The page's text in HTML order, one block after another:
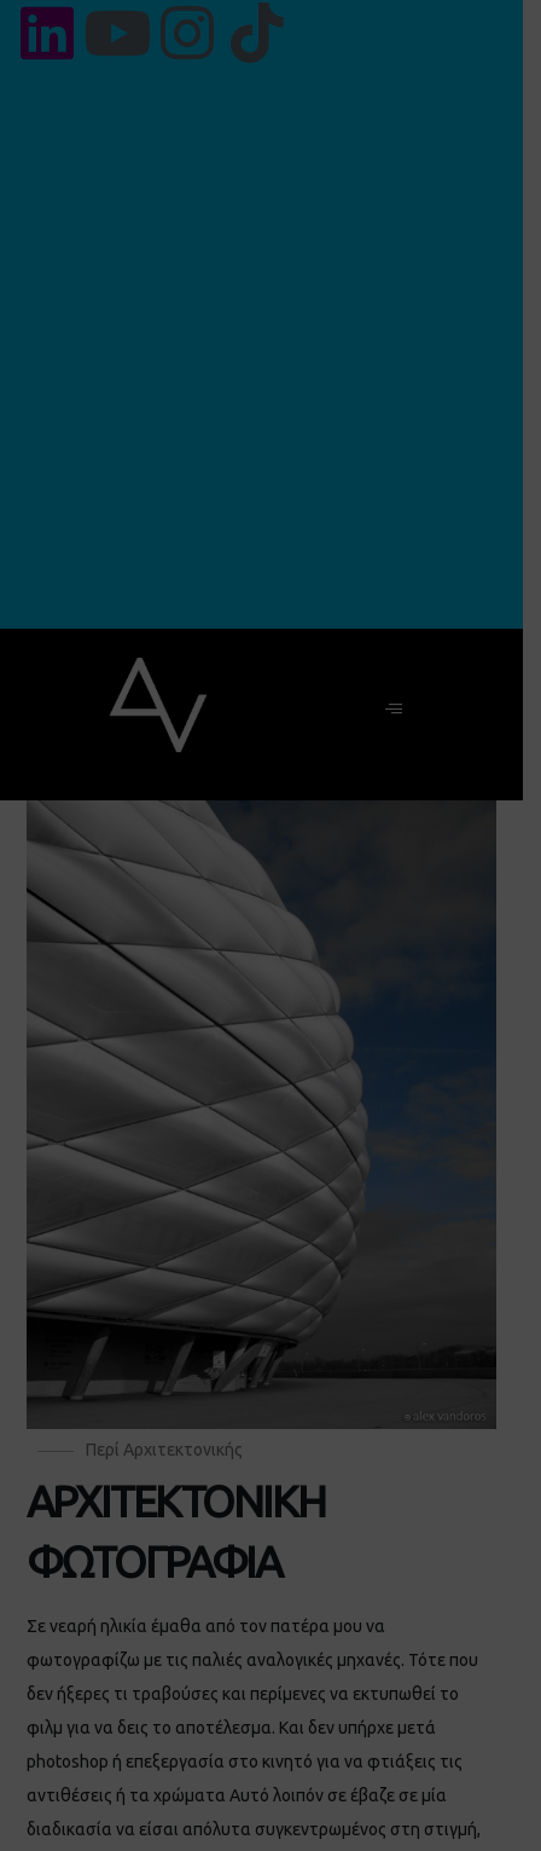
Περί Αρχιτεκτονικής
ΑΡΧΙΤΕΚΤΟΝΙΚΗ
ΦΩΤΟΓΡΑΦΙΑ
Σε νεαρή ηλικία έμαθα από τον πατέρα μου να
φωτογραφίζω με τις παλιές αναλογικές μηχανές. Τότε που
δεν ήξερες τι τραβούσες και περίμενες να εκτυπωθεί το
φιλμ για να δεις το αποτέλεσμα. Και δεν υπήρχε μετά
photoshop ή επεξεργασία στο κινητό για να φτιάξεις τις
αντιθέσεις ή τα χρώματα Αυτό λοιπόν σε έβαζε σε μία
διαδικασία να είσαι απόλυτα συγκεντρωμένος στη στιγμή,